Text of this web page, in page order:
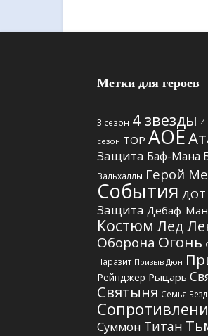
Метки для героев
3 сезон 4 звезды 4
сезон TOP АОЕ
Защита Баф-Мана
Вальхаллы Герой
События ДОТ
Защита Дебаф-
Костюм Лед
Оборона Огонь
Паразит Призыв Дюн
Рейнджер Рыцарь
Святыня Семья
Суммон Титан